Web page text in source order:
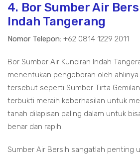
4. Bor Sumber Air
Indah Tangerang
Nomor Telepon: +62 0814 1229 2011
Bor Sumber Air Kunciran Indah
menentukan pengeboran oleh ahlinya
tersebut seperti Sumber Tirta
terbukti meraih keberhasilan untuk
tanah dilapisan paling dalam untuk
benar dan rapih.
Sumber Air Bersih sangatlah penting